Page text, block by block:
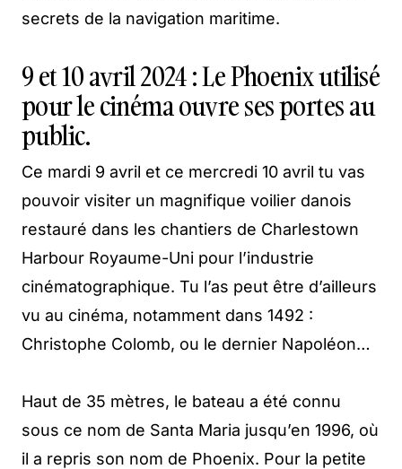
secrets de la navigation maritime.
9 et 10 avril 2024 : Le Phoenix utilisé
pour le cinéma ouvre ses portes au
public.
Ce mardi 9 avril et ce mercredi 10 avril tu vas
pouvoir visiter un magnifique voilier danois
restauré dans les chantiers de Charlestown
Harbour Royaume-Uni pour l’industrie
cinématographique. Tu l’as peut être d’ailleurs
vu au cinéma, notamment dans 1492 :
Christophe Colomb, ou le dernier Napoléon…
Haut de 35 mètres, le bateau a été connu
sous ce nom de Santa Maria jusqu’en 1996, où
il a repris son nom de Phoenix. Pour la petite